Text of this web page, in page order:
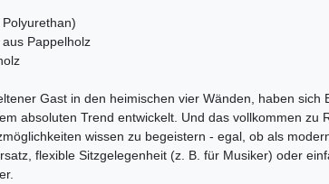
Pappelholz
Gast in den heimischen vier Wänden, haben sich
absoluten Trend entwickelt. Und das vollkommen zu
wissen zu begeistern - egal, ob als
flexible Sitzgelegenheit (z. B. für Musiker) oder